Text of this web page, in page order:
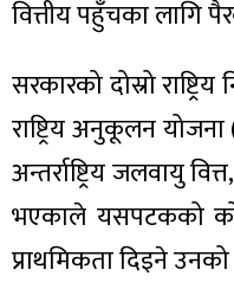
वित्तीय पहुँचका लागि
सरकारको दोस्रो
राष्ट्रिय अनुकूलन
अन्तर्राष्ट्रिय जलवायु
भएकाले यसपटकको
प्राथमिकता दिइने